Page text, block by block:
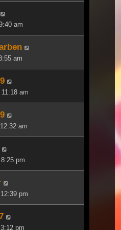
am
am
am
am
pm
pm
pm